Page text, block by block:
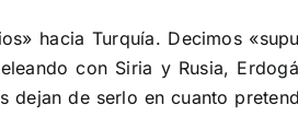
hacia Turquía. Decimos
con Siria y Rusia,
dejan de serlo en cuanto